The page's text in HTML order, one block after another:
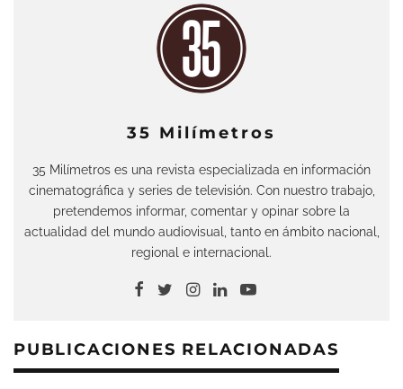
35 Milímetros
35 Milímetros es una revista especializada en información
cinematográfica y series de televisión. Con nuestro trabajo,
pretendemos informar, comentar y opinar sobre la
actualidad del mundo audiovisual, tanto en ámbito nacional,
regional e internacional.
PUBLICACIONES RELACIONADAS